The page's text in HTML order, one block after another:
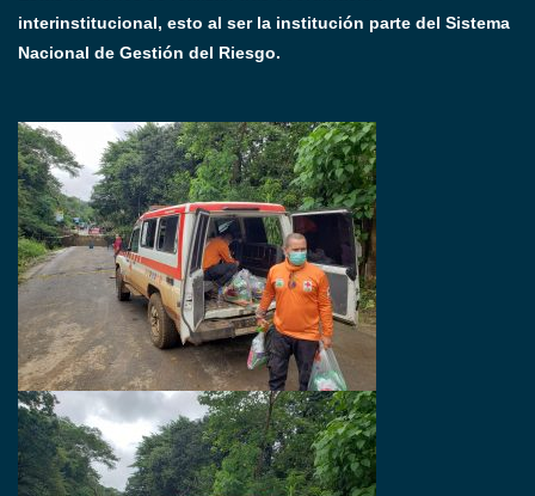
interinstitucional, esto al ser la institución parte del Sistema
Nacional de Gestión del Riesgo.